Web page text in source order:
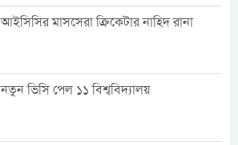
আইসিসির মাসসেরা ক্রিকেটার নাহিদ রানা
নতুন ভিসি পেল ১১ বিশ্ববিদ্যালয়